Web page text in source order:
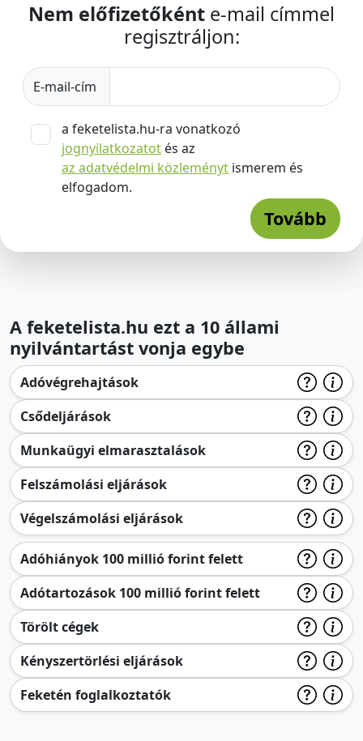
Nem előfizetőként e-mail címmel
regisztráljon:
E-mail-cím
a feketelista.hu-ra vonatkozó
jognyilatkozatot és az
az adatvédelmi közleményt ismerem és
elfogadom.
Tovább
A feketelista.hu ezt a 10 állami
nyilvántartást vonja egybe
Adóvégrehajtások
Csődeljárások
Munkaügyi elmarasztalások
Felszámolási eljárások
Végelszámolási eljárások
Adóhiányok 100 millió forint felett
Adótartozások 100 millió forint felett
Törölt cégek
Kényszertörlési eljárások
Feketén foglalkoztatók